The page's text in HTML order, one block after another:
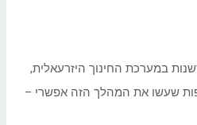
במערכת החינוך היזרעאלית,
שעשו את המהלך הזה אפשרי –